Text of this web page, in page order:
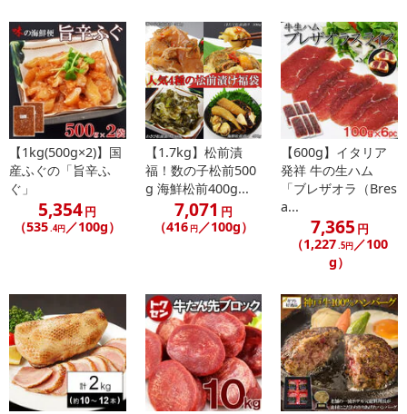
【1kg(500g×2)】国
産ふぐの「旨辛ふ
ぐ」
5,354円
（535.4円／100g）
【1.7kg】松前漬
福！数の子松前500
g 海鮮松前400g...
7,071 円
（416 円／100g）
【600g】イタリア
発祥 牛の生ハム
「ブレザオラ（Bres
a...
7,365 円
（1,227.5円／100
g）